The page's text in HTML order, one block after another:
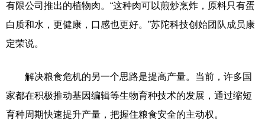
有限公司推出的植物肉。“这种肉可以煎炒烹炸，原料只有蛋
白质和水，更健康，口感也更好。”苏陀科技创始团队成员康
定荣说。
解决粮食危机的另一个思路是提高产量。当前，许多国
家都在积极推动基因编辑等生物育种技术的发展，通过缩短
育种周期快速提升产量，把握住粮食安全的主动权。